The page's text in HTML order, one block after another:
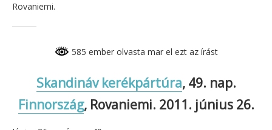
Rovaniemi.
585 ember olvasta mar el ezt az írást
Skandináv kerékpártúra, 49. nap.
Finnország, Rovaniemi. 2011. június 26.